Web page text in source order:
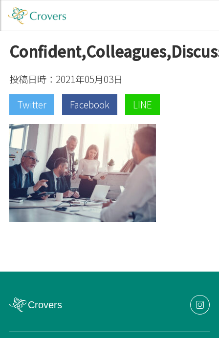
投稿日時：2021年05月03日
Twitter
Facebook LINE